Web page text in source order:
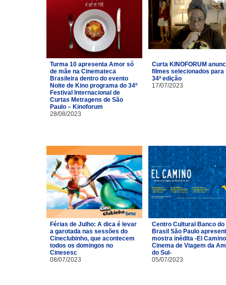
Turma 10 apresenta Amor só
de mãe na Cinemateca
Brasileira dentro do evento
Noite de Kino programa do 34º
Festival Internacional de
Curtas Metragens de São
Paulo – Kinoforum
28/08/2023
Curta KINOFORUM
filmes selecionados para
34ª edição
17/07/2023
Férias de Julho: A dica é levar
a garotada nas sessões do
Cineclubinho, que acontecem
todos os domingos no
Cinesesc
08/07/2023
Centro Cultural Banco do
Brasil São Paulo
mostra inédita -El
Cinema de Viagem da
do Sul-
05/07/2023